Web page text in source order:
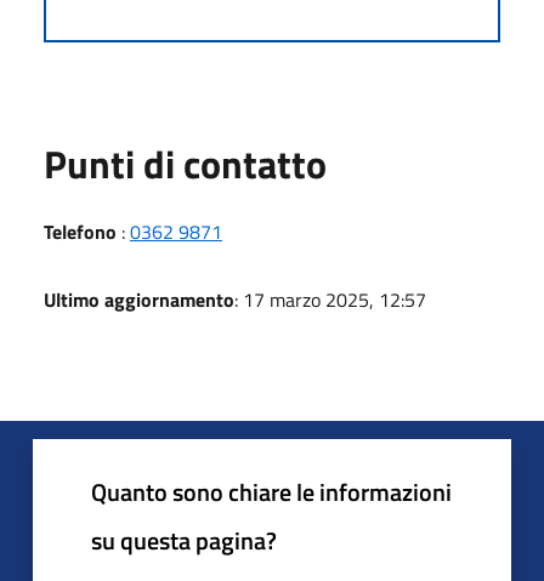
Punti di contatto
Telefono :0362 9871
Ultimo aggiornamento: 17 marzo 2025, 12:57
Quanto sono chiare le informazioni
su questa pagina?